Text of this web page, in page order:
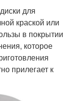
для
краской или
в покрытии
которое
прилегает к